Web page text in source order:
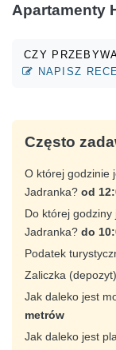
Apartamenty
CZY
NAPISZ
Często
O której godzinie
Jadranka? od
Do której
Jadranka? do
Podatek
Zaliczka (depozyt)
Jak daleko jest
metrów
Jak daleko jest